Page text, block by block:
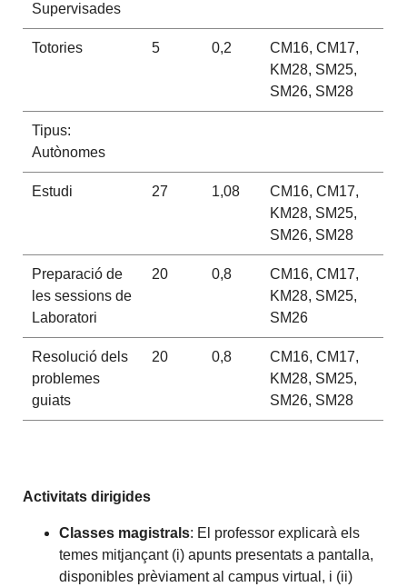
Supervisades
Totories 5 0,2
CM16, CM17,
KM28, SM25,
SM26, SM28
Tipus:
Autònomes
Estudi 27 1,08
CM16, CM17,
KM28, SM25,
SM26, SM28
Preparació de
les sessions de
Laboratori
20 0,8
CM16, CM17,
KM28, SM25,
SM26
Resolució dels
problemes
guiats
20 0,8
CM16, CM17,
KM28, SM25,
SM26, SM28
Activitats dirigides
Classes magistrals: El professor explicarà els
temes mitjançant (i) apunts presentats a pantalla,
disponibles prèviament al campus virtual, i (ii)